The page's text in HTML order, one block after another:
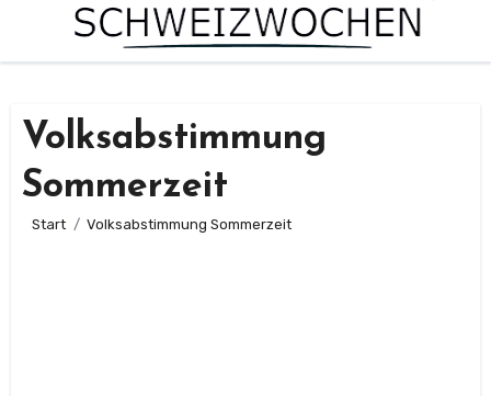
Volksabstimmung
Sommerzeit
Start Volksabstimmung Sommerzeit